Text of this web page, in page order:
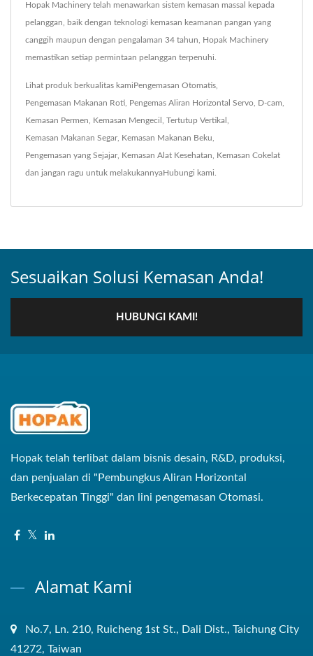
Hopak Machinery telah menawarkan sistem kemasan massal kepada
pelanggan, baik dengan teknologi kemasan keamanan pangan yang
canggih maupun dengan pengalaman 34 tahun, Hopak Machinery
memastikan setiap permintaan pelanggan terpenuhi.
Lihat produk berkualitas kami Pengemasan Otomatis
Pengemasan Makanan Roti Pengemas Aliran Horizontal Servo D-cam
Kemasan Permen Kemasan Mengecil Tertutup Vertikal
Kemasan Makanan Segar, Kemasan Makanan Beku
Pengemasan yang Sejajar, Kemasan Alat Kesehatan Kemasan Cokelat
dan jangan ragu untuk melakukannyaHubungi kami
Sesuaikan Solusi Kemasan Anda!
HUBUNGI KAMI!
Hopak telah terlibat dalam bisnis desain, R&D, produksi,
dan penjualan di "Pembungkus Aliran Horizontal
Berkecepatan Tinggi" dan lini pengemasan Otomasi.
Alamat Kami
No.7, Ln. 210, Ruicheng 1st St., Dali Dist., Taichung City
41272, Taiwan